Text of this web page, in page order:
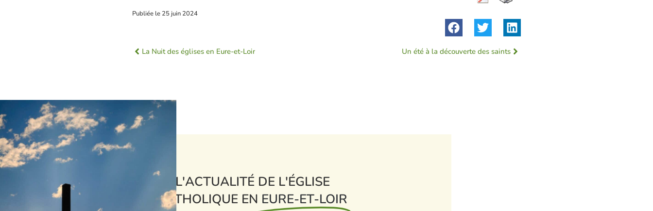
Publiée le 25 juin 2024
La Nuit des églises en Eure-et-Loir Un été à la découverte des saints
L'ACTUALITÉ DE L'ÉGLISE
CATHOLIQUE EN EURE-ET-LOIR